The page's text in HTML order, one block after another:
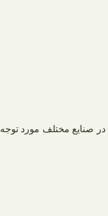
صنایع مختلف مورد توجه